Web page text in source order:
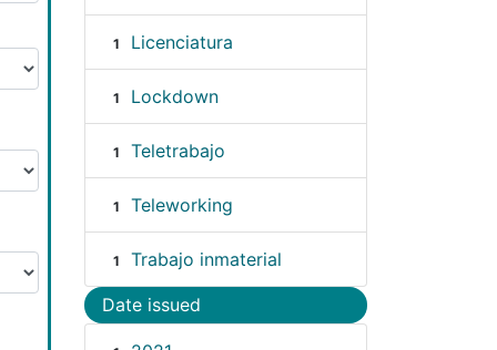
1 Licenciatura
1 Lockdown
1 Teletrabajo
1 Teleworking
1 Trabajo inmaterial
Date issued